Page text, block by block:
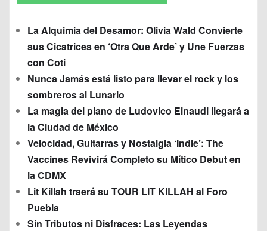
La Alquimia del Desamor: Olivia Wald Convierte
sus Cicatrices en ‘Otra Que Arde’ y Une Fuerzas
con Coti
Nunca Jamás está listo para llevar el rock y los
sombreros al Lunario
La magia del piano de Ludovico Einaudi llegará a
la Ciudad de México
Velocidad, Guitarras y Nostalgia ‘Indie’: The
Vaccines Revivirá Completo su Mítico Debut en
la CDMX
Lit Killah traerá su TOUR LIT KILLAH al Foro
Puebla
Sin Tributos ni Disfraces: Las Leyendas